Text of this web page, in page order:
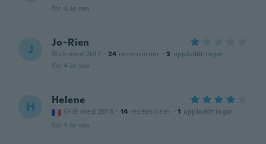
för 4 år sen
J Jo-Rien
Gick med 2017 · 24 recensioner · 3 uppladdningar
för 4 år sen
H Helene
Gick med 2018 · 14 recensioner · 1 uppladdningar
för 4 år sen